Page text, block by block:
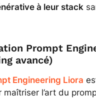
à leur stack
Prompt
avancé)
Engineering Liora
l’art du